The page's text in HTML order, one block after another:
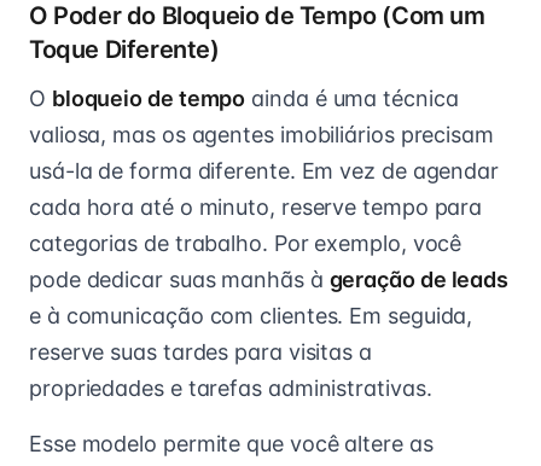
O Poder do Bloqueio de Tempo (Com um
Toque Diferente)
O bloqueio de tempo ainda é uma técnica
valiosa, mas os agentes imobiliários precisam
usá-la de forma diferente. Em vez de agendar
cada hora até o minuto, reserve tempo para
categorias de trabalho. Por exemplo, você
pode dedicar suas manhãs à geração de leads
e à comunicação com clientes. Em seguida,
reserve suas tardes para visitas a
propriedades e tarefas administrativas.
Esse modelo permite que você altere as